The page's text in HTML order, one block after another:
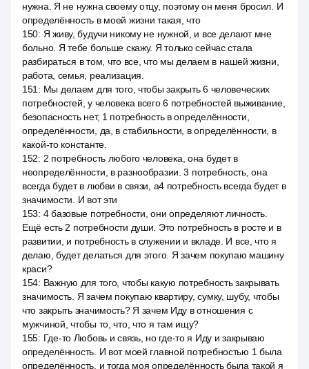
нужна. Я не нужна своему отцу, поэтому он меня бросил. И
определённость в моей жизни такая, что
150: Я живу, будучи никому не нужной, и все делают мне
больно. Я тебе больше скажу. Я только сейчас стала
разбираться в том, что все, что мы делаем в нашей жизни,
работа, семья, реализация.
151 : Мы делаем для того, чтобы закрыть 6 человеческих
потребностей, у человека всего 6 потребностей выживание,
безопасность нет, 1 потребность в определённости,
определённости, да, в стабильности, в определённости, в
какой-то константе.
152: 2 потребность любого человека, она будет в
неопределённости, в разнообразии. 3 потребность, она
всегда будет в любви в связи, a4 потребность всегда будет в
значимости. И вот эти
153: 4 базовые потребности, они определяют личность.
Ещё есть 2 потребности души. Это потребность в росте и в
развитии, и потребность в служении и вкладе. И все, что я
делаю, будет делаться для этого. Я зачем покупаю машину
краси?
154: Важную для того, чтобы какую потребность закрывать
значимость. Я зачем покупаю квартиру, сумку, шубу, чтобы
что закрыть значимость? Я зачем Иду в отношения с
мужчиной, чтобы то, что, что я там ищу?
155: Где-то Любовь и связь, но где-то я Иду и закрываю
определённость. И вот моей главной потребностью 1 была
определённость, и тогда моя определённость была такой я